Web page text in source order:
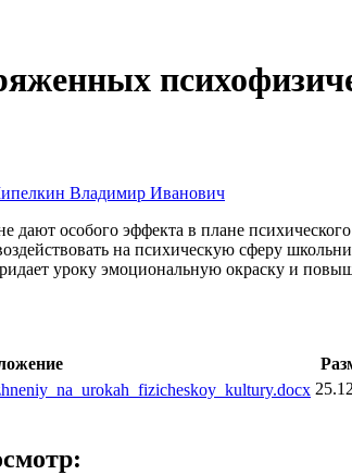
Владимир Иванович
особого эффекта в плане
на психическую сферу
уроку эмоциональную окраску и